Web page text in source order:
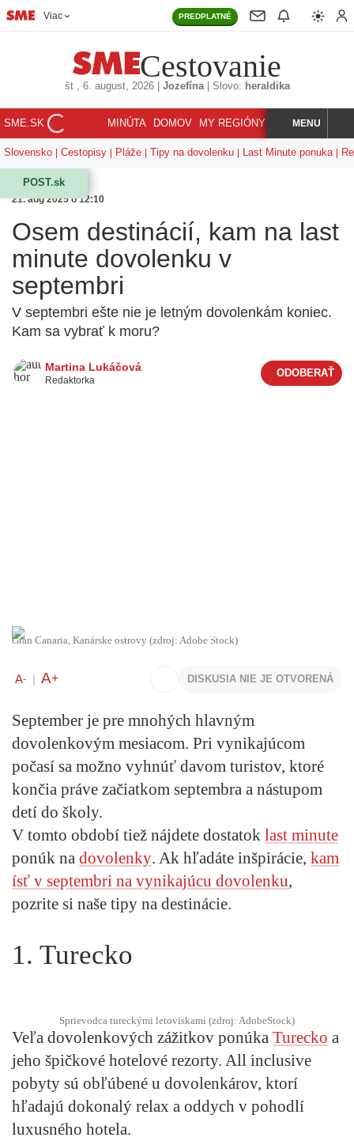
Viac PREDPLATNÉ
Cestovanie
št, 6. august, 2026| Jozefína| Slovo: heraldika
SME.SK MINÚTA DOMOV MY REGIÓNY KORZÁR
HĽADAJMENU
Slovensko Cestopisy Pláže Tipy na dovolenku Last Minute ponuka
POST.sk
21. aug 2025 o 12:10
Osem destinácií, kam na last
minute dovolenku v
septembri
V septembri ešte nie je letným dovolenkám koniec.
Kam sa vybrať k moru?
Martina Lukáčová
Redaktorka
Gran Canaria, Kanárske ostrovy (zdroj: Adobe Stock)
A- A+ DISKUSIA NIE JE OTVORENÁ
September je pre mnohých hlavným
dovolenkovým mesiacom. Pri vynikajúcom
počasí sa možno vyhnúť davom turistov, ktoré
končia práve začiatkom septembra a nástupom
detí do školy.
V tomto období tiež nájdete dostatok last minute
ponúk na dovolenky. Ak hľadáte inšpirácie, kam
ísť v septembri na vynikajúcu dovolenku,
pozrite si naše tipy na destinácie.
1. Turecko
Sprievodca tureckými letoviskami (zdroj: AdobeStock)
Veľa dovolenkových zážitkov ponúka Turecko a
jeho špičkové hotelové rezorty. All inclusive
pobyty sú obľúbené u dovolenkárov, ktorí
hľadajú dokonalý relax a oddych v pohodlí
luxusného hotela.